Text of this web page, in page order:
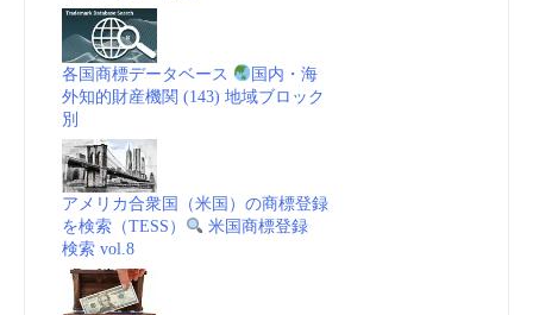
各国商標データベース
国内・海
外知的財産機関 (143) 地域ブロック
別
アメリカ合衆国（米国）の商標登録
を検索（TESS）
米国商標登録
検索 vol.8